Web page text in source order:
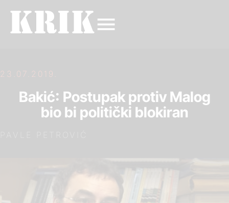
23.07.2019.
Bakić: Postupak protiv Malog
bio bi politički blokiran